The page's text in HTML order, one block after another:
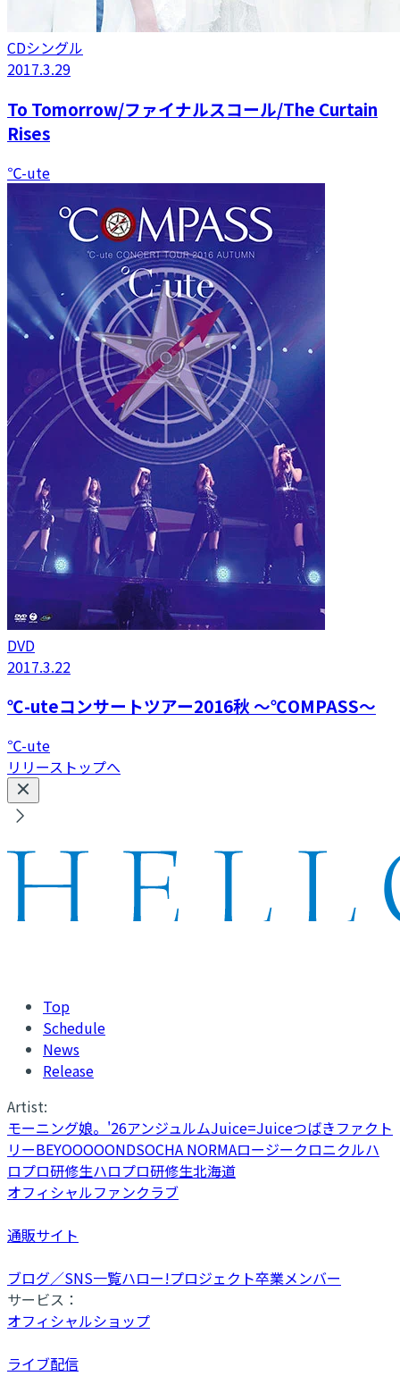
CDシングル
2017.3.29
To Tomorrow/ファイナルスコール/The Curtain
Rises
℃-ute
DVD
2017.3.22
℃-uteコンサートツアー2016秋 〜℃OMPASS〜
℃-ute
リリーストップへ
Top
Schedule
News
Release
Artist:
モーニング娘。'26アンジュルムJuice=Juiceつばきファクト
リーBEYOOOOONDSOCHA NORMAロージークロニクルハ
ロプロ研修生ハロプロ研修生北海道
オフィシャルファンクラブ
通販サイト
ブログ／SNS一覧ハロー!プロジェクト卒業メンバー
サービス：
オフィシャルショップ
ライブ配信